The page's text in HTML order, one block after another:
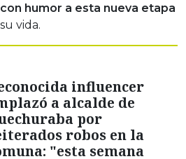
con humor a esta nueva etapa
vida.
influencer
a alcalde de
por
robos en la
"esta semana